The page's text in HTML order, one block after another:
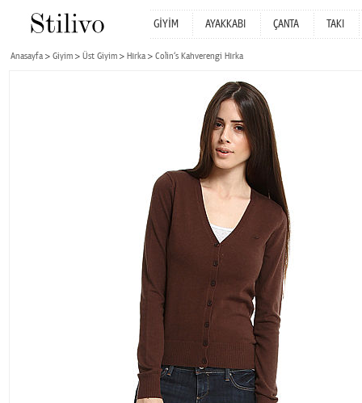
GİYİM AYAKKABI ÇANTA TAKI
Anasayfa Giyim Üst Giyim Hırka Colin‘s Kahverengi Hırka